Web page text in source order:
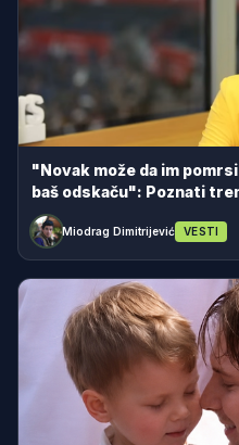
"Novak može da im
baš odskaču": Poznati
Miodrag Dimitrijević VESTI